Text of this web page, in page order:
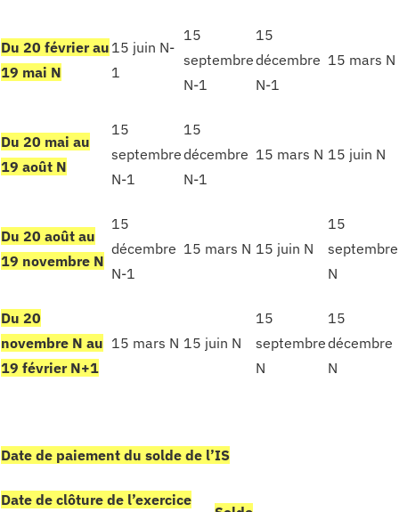
Du 20 février au
19 mai N
15 juin N-
1
15
septembre
N-1
15
décembre
N-1
15 mars N
Du 20 mai au
19 août N
15
septembre
N-1
15
décembre
N-1
15 mars N 15 juin N
Du 20 août au
19 novembre N
15
décembre
N-1
15 mars N 15 juin N
15
septembre
N
Du 20
novembre N au
19 février N+1
15 mars N 15 juin N
15
septembre
N
15
décembre
N
Date de paiement du solde de l’IS
Date de clôture de l’exercice